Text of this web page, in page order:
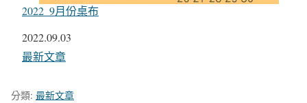
2022_9月份桌布
日期
2022.09.03
關於
最新文章
分類: 最新文章